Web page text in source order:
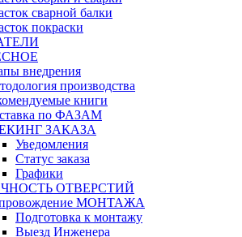
сварной балки
покраски
внедрения
производства
книги
по ФАЗАМ
ЗАКАЗА
Уведомления
Статус заказа
Графики
ОТВЕРСТИЙ
МОНТАЖА
Подготовка к монтажу
Выезд Инженера